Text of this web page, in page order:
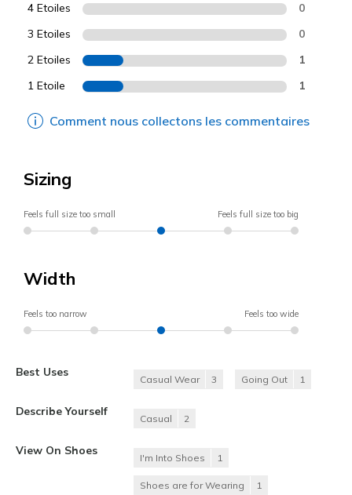
4 Etoiles 0
3 Etoiles 0
2 Etoiles 1
1 Etoile 1
Comment nous collectons les commentaires
Sizing
Feels full size too small Feels full size too big
Width
Feels too narrow Feels too wide
Best Uses
Casual Wear 3 Going Out 1
Describe Yourself
Casual 2
View On Shoes
I'm Into Shoes 1
Shoes are for Wearing 1